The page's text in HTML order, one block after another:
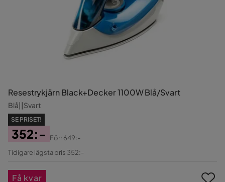
Resestrykjärn Black+Decker 1100W Blå/Svart
Blå||Svart
SE PRISET!
Pris
352:-
Original
Förr649:-
Tidigare lägsta pris 352:-
Få kvar